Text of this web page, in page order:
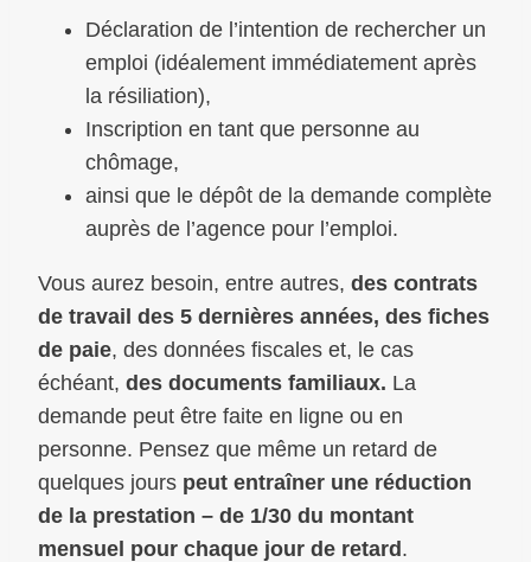
Déclaration de l’intention de rechercher un
emploi (idéalement immédiatement après
la résiliation),
Inscription en tant que personne au
chômage,
ainsi que le dépôt de la demande complète
auprès de l’agence pour l’emploi.
Vous aurez besoin, entre autres, des contrats
de travail des 5 dernières années, des fiches
de paie, des données fiscales et, le cas
échéant, des documents familiaux. La
demande peut être faite en ligne ou en
personne. Pensez que même un retard de
quelques jours peut entraîner une réduction
de la prestation – de 1/30 du montant
mensuel pour chaque jour de retard.